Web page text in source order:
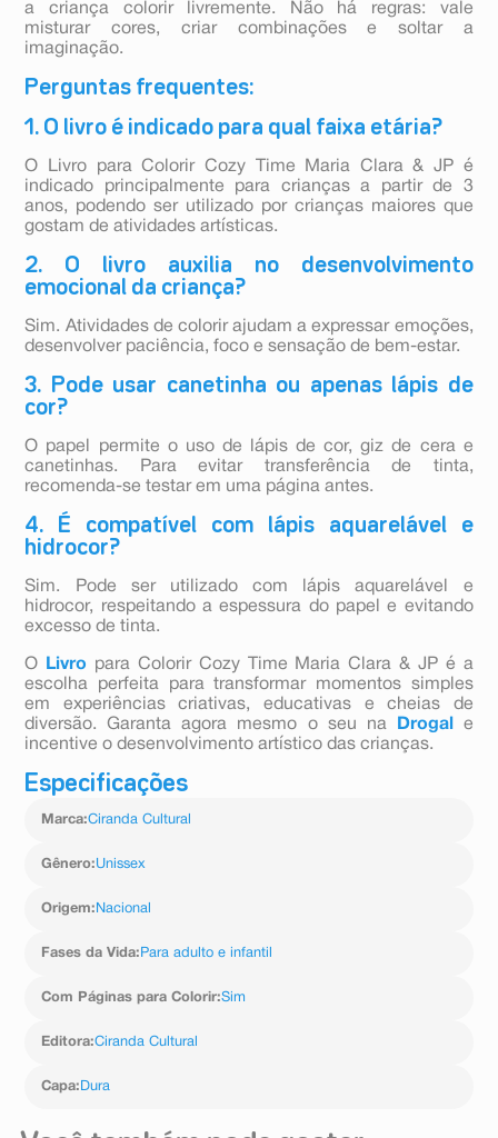
a criança colorir livremente. Não há regras: vale
misturar cores, criar combinações e soltar a
imaginação.
Perguntas frequentes:
1. O livro é indicado para qual faixa etária?
O Livro para Colorir Cozy Time Maria Clara & JP é
indicado principalmente para crianças a partir de 3
anos, podendo ser utilizado por crianças maiores que
gostam de atividades artísticas.
2. O livro auxilia no desenvolvimento
emocional da criança?
Sim. Atividades de colorir ajudam a expressar emoções,
desenvolver paciência, foco e sensação de bem-estar.
3. Pode usar canetinha ou apenas lápis de
cor?
O papel permite o uso de lápis de cor, giz de cera e
canetinhas. Para evitar transferência de tinta,
recomenda-se testar em uma página antes.
4. É compatível com lápis aquarelável e
hidrocor?
Sim. Pode ser utilizado com lápis aquarelável e
hidrocor, respeitando a espessura do papel e evitando
excesso de tinta.
O Livro
para Colorir Cozy Time Maria Clara & JP é a
escolha perfeita para transformar momentos simples
em experiências criativas, educativas e cheias de
diversão. Garanta agora mesmo o seu na
Drogal
e
incentive o desenvolvimento artístico das crianças.
Especificações
Marca:Ciranda Cultural
Gênero:Unissex
Origem: Nacional
Fases da Vida: Para adulto e infantil
Com Páginas para Colorir:Sim
Editora:Ciranda Cultural
Capa: Dura